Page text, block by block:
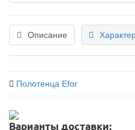
Описание
Полотенца Efor
Варианты доставки: